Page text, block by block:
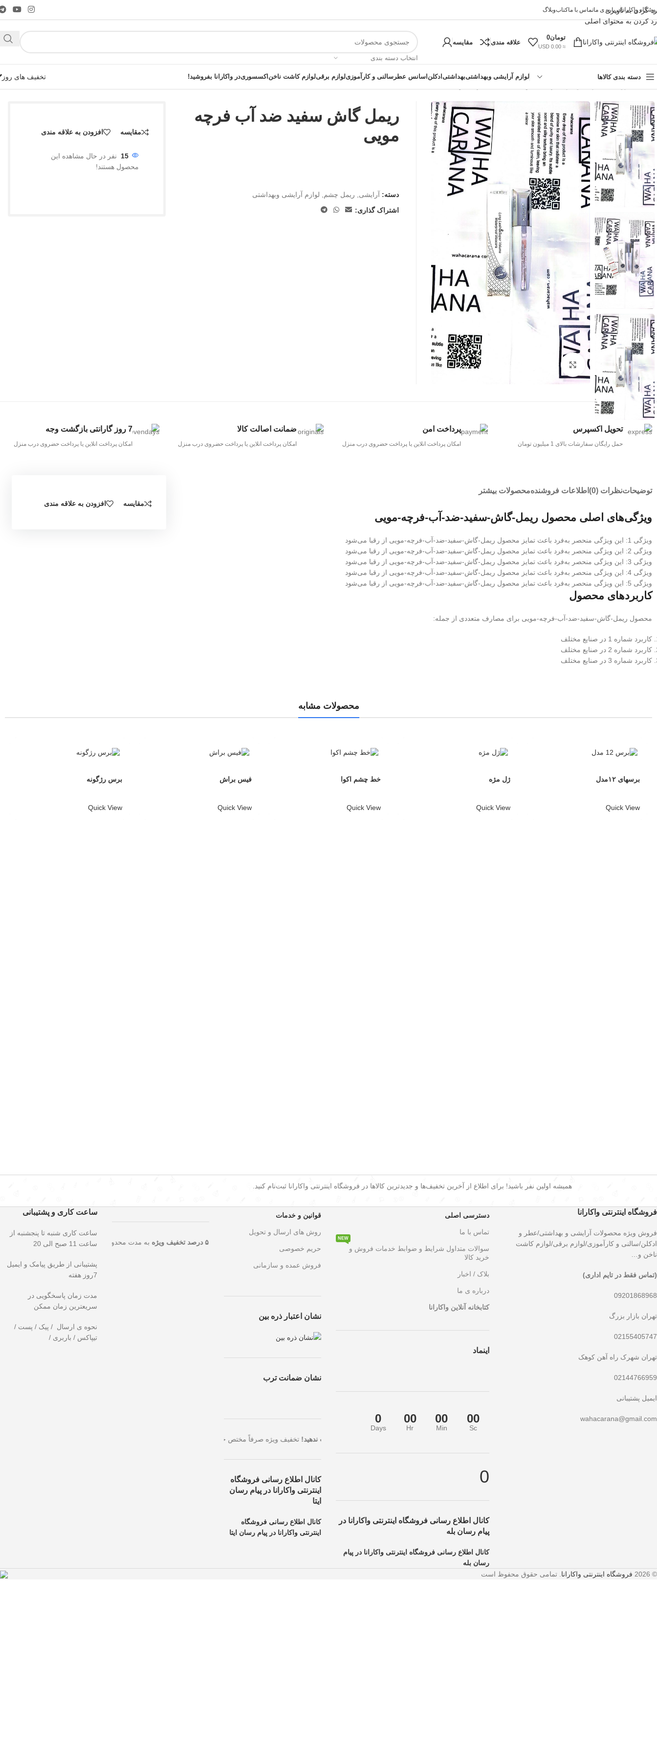
رد کردن به ناوبری
رد کردن به محتوای اصلی
!تجربه یک خرید عالی فرصت را از دست ندهید همین امروز از تخفیفات ویژه بهرمند شوید!
واکارانادرباره ی ماتماس با ماکتابوبلاگ
تومان0
≈ 0.00 USD
علاقه مندی مقایسه
انتخاب دسته بندی
دسته بندی کالاها لوازم آرایشی وبهداشتیبهداشتی ادکلن اسانس عطر سالنی و کارآموزیلوازم برقیلوازم کاشت ناخن اکسسوریدر واکارانا بفروشید!
تخفیف های روز
بزرگنمایی تصویر
ریمل گاش سفید ضد آب فرچه
مویی
دسته: آرایشی ریمل چشم
لوازم آرایشی وبهداشتی
اشتراک گذاری:
مقایسه افزودن به علاقه مندی
15
نفر در حال مشاهده این
محصول هستند!
تحویل اکسپرس
حمل رایگان سفارشات بالای 1 میلیون تومان
پرداخت امن
امکان پرداخت انلاین یا پرداخت حضروی درب منزل
ضمانت اصالت کالا
امکان پرداخت انلاین یا پرداخت حضروی درب منزل
7 روز گارانتی بازگشت وجه
امکان پرداخت انلاین یا پرداخت حضروی درب منزل
توضیحاتنظرات (0) اطلاعات فروشندهمحصولات بیشتر
ویژگی‌های اصلی محصول ریمل-گاش-سفید-ضد-آب-فرچه-مویی
ویژگی 1: این ویژگی منحصر به‌فرد باعث تمایز محصول ریمل-گاش-سفید-ضد-آب-فرچه-مویی از رقبا می‌شود
ویژگی 2: این ویژگی منحصر به‌فرد باعث تمایز محصول ریمل-گاش-سفید-ضد-آب-فرچه-مویی از رقبا می‌شود
ویژگی 3: این ویژگی منحصر به‌فرد باعث تمایز محصول ریمل-گاش-سفید-ضد-آب-فرچه-مویی از رقبا می‌شود
ویژگی 4: این ویژگی منحصر به‌فرد باعث تمایز محصول ریمل-گاش-سفید-ضد-آب-فرچه-مویی از رقبا می‌شود
ویژگی 5: این ویژگی منحصر به‌فرد باعث تمایز محصول ریمل-گاش-سفید-ضد-آب-فرچه-مویی از رقبا می‌شود
کاربردهای محصول
محصول ریمل-گاش-سفید-ضد-آب-فرچه-مویی برای مصارف متعددی از جمله:
کاربرد شماره 1 در صنایع مختلف
کاربرد شماره 2 در صنایع مختلف
کاربرد شماره 3 در صنایع مختلف
مقایسه افزودن به علاقه مندی
محصولات مشابه
برسهای ۱۲مدل
Quick View
ژل مژه
Quick View
خط چشم اکوا
Quick View
فیس براش
Quick View
برس رژگونه
Quick View
همیشه اولین نفر باشید! برای اطلاع از آخرین تخفیف‌ها و جدیدترین کالاها در فروشگاه اینترنتی واکارانا ثبت‌نام کنید.
فروشگاه اینترنتی واکارانا
فروش ویژه محصولات آرایشی و بهداشتی/عطر و
ادکلن/سالنی و کارآموزی/لوازم برقی/لوازم کاشت
ناخن و…
(تماس فقط در تایم اداری)
09201868968
تهران بازار بزرگ
02155405747
تهران شهرک راه آهن کوهک
02144766959
ایمیل پشتیبانی
wahacarana@gmail.com
دسترسی اصلی
تماس با ما
سوالات متداول شرایط و ضوابط خدمات فروش و
خرید کالا
NEW
بلاک / اخبار
درباره ی ما
کتابخانه آنلاین واکارانا
اینماد
0
Days
00
Hr
00
Min
00
Sc
0
کانال اطلاع رسانی فروشگاه اینترنتی واکارانا در
پیام رسان بله
کانال اطلاع رسانی فروشگاه اینترنتی واکارانا در پیام
رسان بله
قوانین و خدمات
روش های ارسال و تحویل
حریم خصوصی
فروش عمده و سازمانی
نشان اعتبار ذره بین
نشان ضمانت ترب
فرصت طلایی را از دست ندهید! ویژه صرفاً مختص خریدهای امروز است. برای دریافت بهترین قیمت با بالاترین تخفیف، همین حالا سفارش خود را ثبت کنید.
کانال اطلاع رسانی فروشگاه
اینترنتی واکارانا در پیام رسان
ایتا
کانال اطلاع رسانی فروشگاه
اینترنتی واکارانا در پیام رسان ایتا
۵۰ درصد تخفیف ویژه به مدت محدود روی تمامی به مدت محدود روی تمامی محصولات. این فرصت استثنایی را از دست ندهید!
ساعت کاری و پشتیبانی
ساعت کاری شنبه تا پنجشنبه از
ساعت 11 صبح الی 20
پشتیبانی از طریق پیامک و ایمیل
7روز هفته
مدت زمان پاسخگویی در
سریعترین زمان ممکن
نحوه ی ارسال / پیک / پست /
تیپاکس / باربری /
© 2026 فروشگاه اینترنتی واکارانا . تمامی حقوق محفوظ است